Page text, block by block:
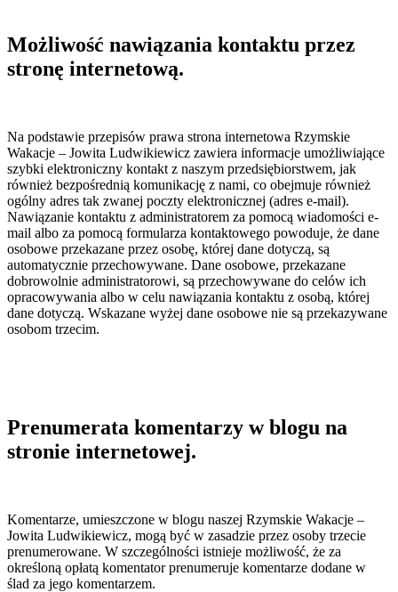
Możliwość nawiązania kontaktu przez
stronę internetową.
Na podstawie przepisów prawa strona internetowa Rzymskie
Wakacje – Jowita Ludwikiewicz zawiera informacje umożliwiające
szybki elektroniczny kontakt z naszym przedsiębiorstwem, jak
również bezpośrednią komunikację z nami, co obejmuje również
ogólny adres tak zwanej poczty elektronicznej (adres e-mail).
Nawiązanie kontaktu z administratorem za pomocą wiadomości e-
mail albo za pomocą formularza kontaktowego powoduje, że dane
osobowe przekazane przez osobę, której dane dotyczą, są
automatycznie przechowywane. Dane osobowe, przekazane
dobrowolnie administratorowi, są przechowywane do celów ich
opracowywania albo w celu nawiązania kontaktu z osobą, której
dane dotyczą. Wskazane wyżej dane osobowe nie są przekazywane
osobom trzecim.
Prenumerata komentarzy w blogu na
stronie internetowej.
Komentarze, umieszczone w blogu naszej Rzymskie Wakacje –
Jowita Ludwikiewicz, mogą być w zasadzie przez osoby trzecie
prenumerowane. W szczególności istnieje możliwość, że za
określoną opłatą komentator prenumeruje komentarze dodane w
ślad za jego komentarzem.